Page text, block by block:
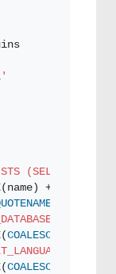
(SELECT *
(name) +
(COALESCE
(COALESCE